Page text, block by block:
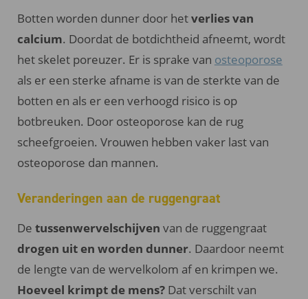
Botten worden dunner door hetverlies van
calcium. Doordat de botdichtheid afneemt, wordt
het skelet poreuzer. Er is sprake van osteoporose
als er een sterke afname is van de sterkte van de
botten en als er een verhoogd risico is op
botbreuken. Door osteoporose kan de rug
scheefgroeien. Vrouwen hebben vaker last van
osteoporose dan mannen.
Veranderingen aan de ruggengraat
De tussenwervelschijven van de ruggengraat
drogen uit en worden dunner. Daardoor neemt
de lengte van de wervelkolom af en krimpen we.
Hoeveel krimpt de mens?Dat verschilt van